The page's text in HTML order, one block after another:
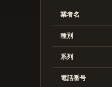
業者名
種別
系列
電話番号